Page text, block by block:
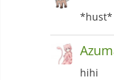
*hust*
hihi